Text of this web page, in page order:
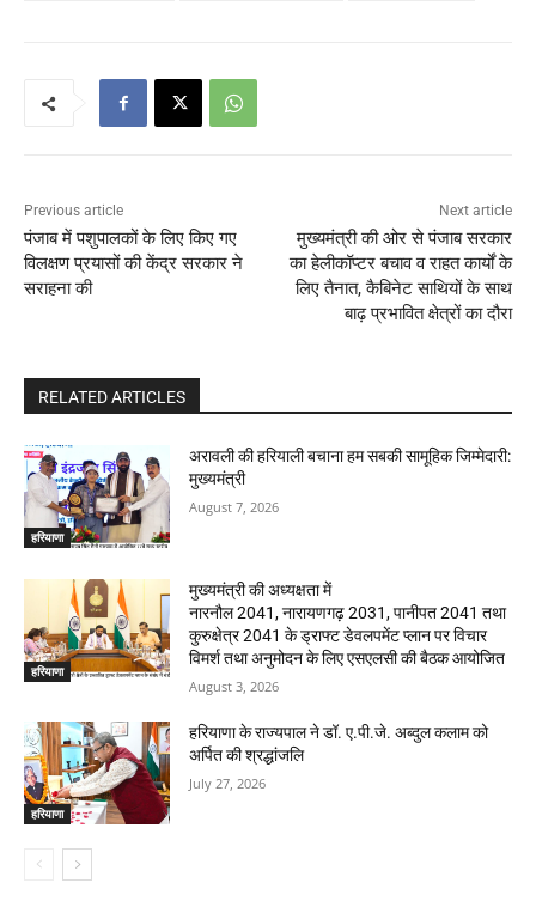
Previous article
पंजाब में पशुपालकों के लिए किए गए
विलक्षण प्रयासों की केंद्र सरकार ने
सराहना की
Next article
मुख्यमंत्री की ओर से पंजाब सरकार
का हेलीकॉप्टर बचाव व राहत कार्यों के
लिए तैनात, कैबिनेट साथियों के साथ
बाढ़ प्रभावित क्षेत्रों का दौरा
RELATED ARTICLES
हरियाणा
अरावली की हरियाली बचाना हम सबकी सामूहिक जिम्मेदारी:
मुख्यमंत्री
August 7, 2026
हरियाणा
मुख्यमंत्री की अध्यक्षता में
नारनौल 2041, नारायणगढ़ 2031, पानीपत 2041 तथा
कुरुक्षेत्र 2041 के ड्राफ्ट डेवलपमेंट प्लान पर विचार
विमर्श तथा अनुमोदन के लिए एसएलसी की बैठक आयोजित
August 3, 2026
हरियाणा
हरियाणा के राज्यपाल ने डॉ. ए.पी.जे. अब्दुल कलाम को
अर्पित की श्रद्धांजलि
July 27, 2026